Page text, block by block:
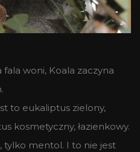
woni, Koala zaczyna
to eukaliptus zielony,
kosmetyczny, łazienkowy.
tylko mentol. I to nie jest